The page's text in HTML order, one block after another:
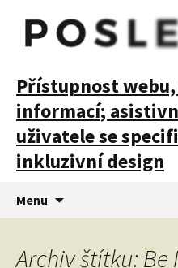
POSLEPU
Přístupnost
informací;
uživatele se
inkluzivní design
Menu
webu
Archiv štítku: Be